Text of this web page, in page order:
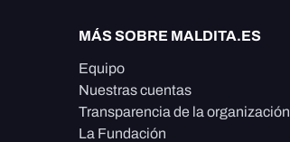
MÁS SOBRE MALDITA.ES
Equipo
Nuestras cuentas
Transparencia de la organización
La Fundación